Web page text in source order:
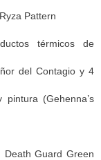
Pattern
térmicos de
del Contagio y 4
(Gehenna’s
Death Guard Green